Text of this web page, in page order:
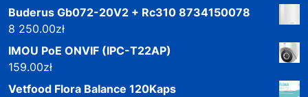
Buderus Gb072-20V2 + Rc310 8734150078
8 250.00zł
IMOU PoE ONVIF (IPC-T22AP)
159.00zł
Vetfood Flora Balance 120Kaps